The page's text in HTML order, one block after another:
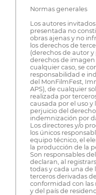
Normas generales
Los autores
presentada no
obras ajenas y no
los derechos de
(derechos de autor
derechos de imagen
cualquier caso, se
responsabilidad e
del MonFilmFest,
APS), de cualquier
realizada por
causada por el uso y
perjuicio del
indemnización por
Los directores y/o
los únicos
equipo técnico, el
la producción de la
Son responsables
declaran, al
todas y cada una de
terceros derivadas
conformidad con las
y del país de